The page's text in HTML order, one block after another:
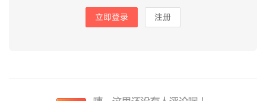
立即登录 注册